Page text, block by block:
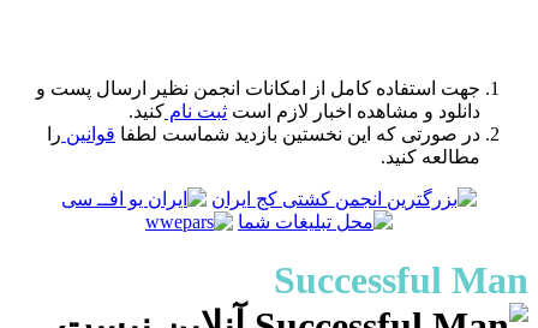
انجمن نظیر ارسال پست و
است ثبت نامکنید.
بازدید شماست لطفاقوانینرا